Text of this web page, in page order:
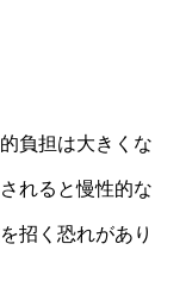
負担は大きくな
れると慢性的な
招く恐れがあり